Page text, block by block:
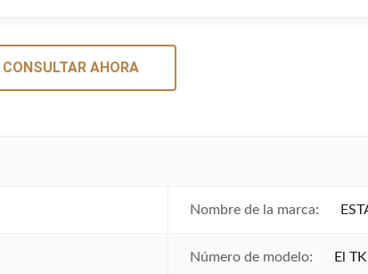
CONSULTAR AHORA
Nombre de la marca:
Número de modelo: El